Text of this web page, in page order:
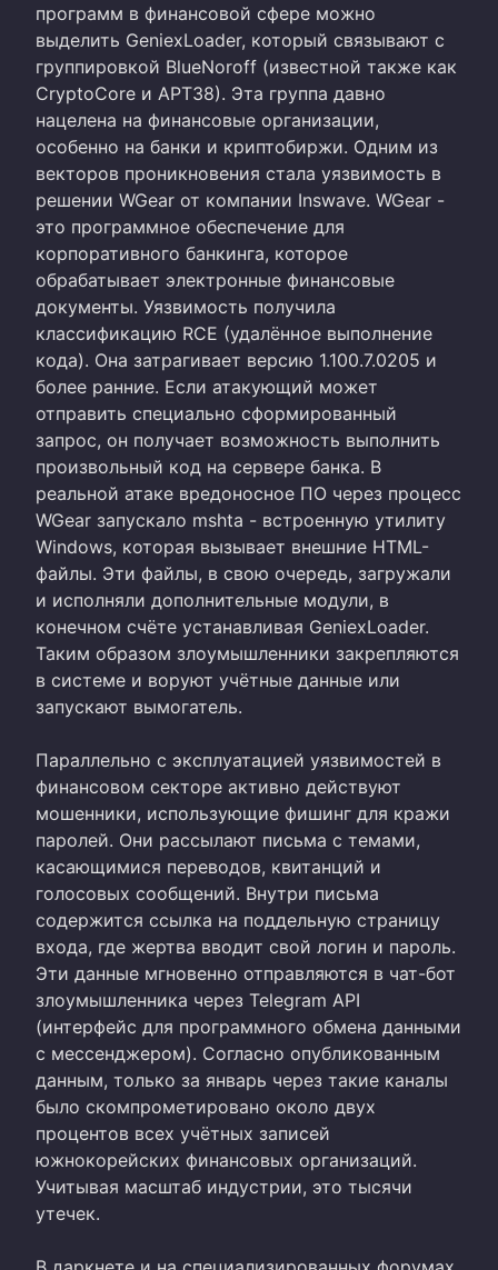
программ в финансовой сфере можно
выделить GeniexLoader, который связывают с
группировкой BlueNoroff (известной также как
CryptoCore и APT38). Эта группа давно
нацелена на финансовые организации,
особенно на банки и криптобиржи. Одним из
векторов проникновения стала уязвимость в
решении WGear от компании Inswave. WGear -
это программное обеспечение для
корпоративного банкинга, которое
обрабатывает электронные финансовые
документы. Уязвимость получила
классификацию RCE (удалённое выполнение
кода). Она затрагивает версию 1.100.7.0205 и
более ранние. Если атакующий может
отправить специально сформированный
запрос, он получает возможность выполнить
произвольный код на сервере банка. В
реальной атаке вредоносное ПО через процесс
WGear запускало mshta - встроенную утилиту
Windows, которая вызывает внешние HTML-
файлы. Эти файлы, в свою очередь, загружали
и исполняли дополнительные модули, в
конечном счёте устанавливая GeniexLoader.
Таким образом злоумышленники закрепляются
в системе и воруют учётные данные или
запускают вымогатель.
Параллельно с эксплуатацией уязвимостей в
финансовом секторе активно действуют
мошенники, использующие фишинг для кражи
паролей. Они рассылают письма с темами,
касающимися переводов, квитанций и
голосовых сообщений. Внутри письма
содержится ссылка на поддельную страницу
входа, где жертва вводит свой логин и пароль.
Эти данные мгновенно отправляются в чат-бот
злоумышленника через Telegram API
(интерфейс для программного обмена данными
с мессенджером). Согласно опубликованным
данным, только за январь через такие каналы
было скомпрометировано около двух
процентов всех учётных записей
южнокорейских финансовых организаций.
Учитывая масштаб индустрии, это тысячи
утечек.